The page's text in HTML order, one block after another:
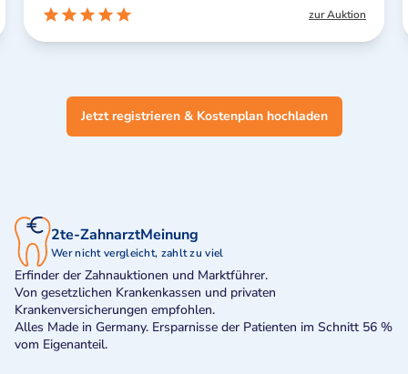
zur Auktion
Jetzt registrieren & Kostenplan hochladen
2te-ZahnarztMeinung
Wer nicht vergleicht, zahlt zu viel
Erfinder der Zahnauktionen und Marktführer.
Von gesetzlichen Krankenkassen und privaten
Krankenversicherungen empfohlen.
Alles Made in Germany. Ersparnisse der Patienten im Schnitt 56 %
vom Eigenanteil.